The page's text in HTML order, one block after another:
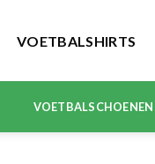
VOETBALSHIRTS
VOETBALSCHOENEN